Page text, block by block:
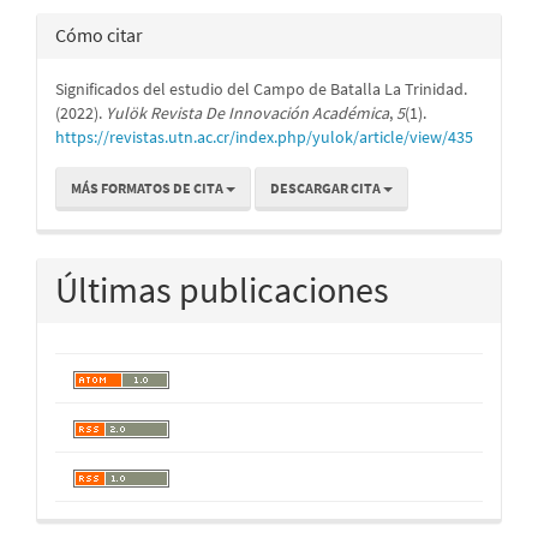
Cómo citar
Significados del estudio del Campo de Batalla La Trinidad.
(2022). Yulök Revista De Innovación Académica, 5(1).
https://revistas.utn.ac.cr/index.php/yulok/article/view/435
MÁS FORMATOS DE CITA DESCARGAR CITA
Últimas publicaciones